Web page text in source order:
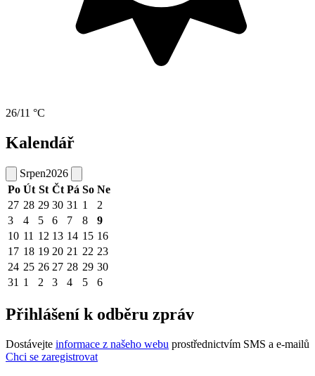
26/11 °C
Kalendář
Srpen2026
Po Út St Čt Pá So Ne
27 28 29 30 31 1
2
3
4 5 6 7 8
9
10 11 12 13 14 15 16
17 18 19 20 21 22 23
24 25 26 27 28 29 30
31 1 2 3 4 5 6
Přihlášení k odběru zpráv
Dostávejte informace z našeho webu prostřednictvím SMS a e-mailů
Chci se zaregistrovat